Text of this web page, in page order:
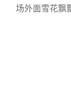
场​​外面雪花飘